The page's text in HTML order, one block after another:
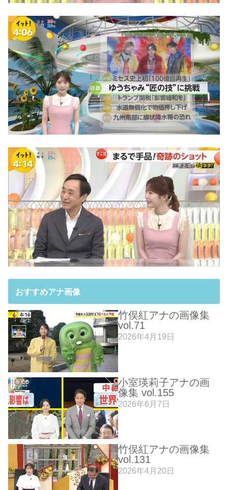
おすすめアナ画像
竹俣紅アナの画像集
vol.71
2026年4月19日
小室瑛莉子アナの画
像集 vol.155
2026年6月7日
竹俣紅アナの画像集
vol.131
2026年4月20日